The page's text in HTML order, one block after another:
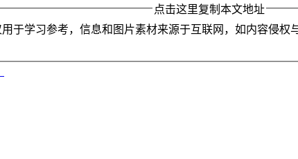
点击这里复制本文地址
于学习参考，信息和图片素材来源于互联网，如内容侵